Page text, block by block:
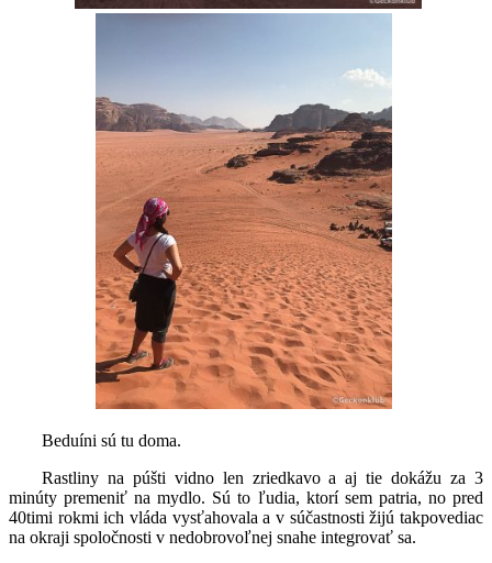
Beduíni sú tu doma.
Rastliny na púšti vidno len zriedkavo a aj tie dokážu za 3
minúty premeniť na mydlo. Sú to ľudia, ktorí sem patria, no pred
40timi rokmi ich vláda vysťahovala a v súčastnosti žijú takpovediac
na okraji spoločnosti v nedobrovoľnej snahe integrovať sa.